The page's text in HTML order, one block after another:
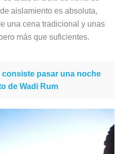
aislamiento es absoluta,
una cena tradicional y unas
más que suficientes.
consiste pasar una noche
de Wadi Rum